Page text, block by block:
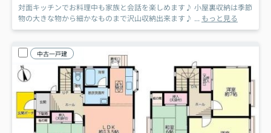
対面キッチンでお料理中も家族と会話を楽しめます♪ 小屋裏収納は季節
物の大きな物から細かなものまで沢山収納出来ます♪ ... もっと見る
中古一戸建